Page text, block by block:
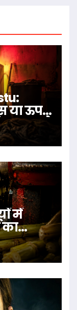
या ऊपर
कहते
में
का